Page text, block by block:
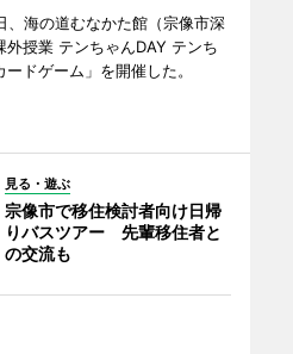
、海の道むなかた館（宗像市深
外授業 テンちゃんDAY テンち
ドゲーム」を開催した。
見る・遊ぶ
宗像市で移住検討者向け日帰
りバスツアー 先輩移住者と
の交流も